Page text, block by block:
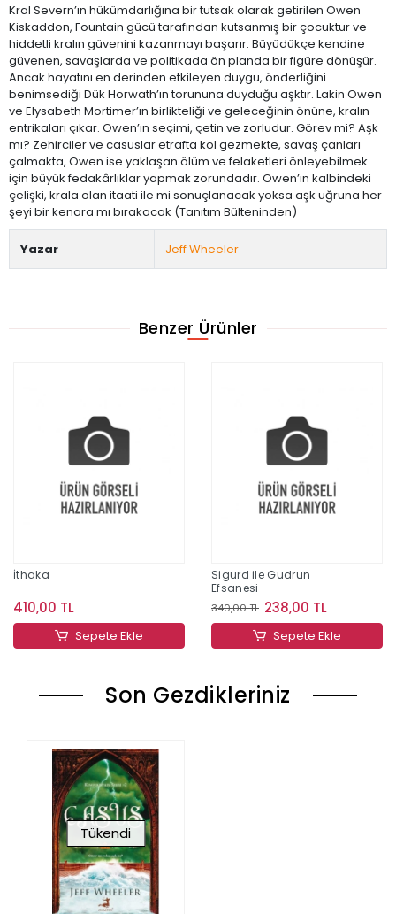
Kral Severn’ın hükümdarlığına bir tutsak olarak getirilen Owen
Kiskaddon, Fountain gücü tarafından kutsanmış bir çocuktur ve
hiddetli kralın güvenini kazanmayı başarır. Büyüdükçe kendine
güvenen, savaşlarda ve politikada ön planda bir figüre dönüşür.
Ancak hayatını en derinden etkileyen duygu, önderliğini
benimsediği Dük Horwath’ın torununa duyduğu aşktır. Lakin Owen
ve Elysabeth Mortimer’ın birlikteliği ve geleceğinin önüne, kralın
entrikaları çıkar. Owen’ın seçimi, çetin ve zorludur. Görev mi? Aşk
mı? Zehirciler ve casuslar etrafta kol gezmekte, savaş çanları
çalmakta, Owen ise yaklaşan ölüm ve felaketleri önleyebilmek
için büyük fedakârlıklar yapmak zorundadır. Owen’ın kalbindeki
çelişki, krala olan itaati ile mi sonuçlanacak yoksa aşk uğruna her
şeyi bir kenara mı bırakacak (Tanıtım Bülteninden)
Yazar Jeff Wheeler
Benzer Ürünler
İthaka
410,00 TL
Sepete Ekle
Sigurd ile Gudrun
Efsanesi
340,00 TL 238,00 TL
Sepete Ekle
Son Gezdikleriniz
Tükendi